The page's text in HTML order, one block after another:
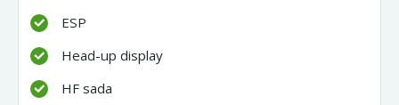
ESP
Head-up display
HF sada